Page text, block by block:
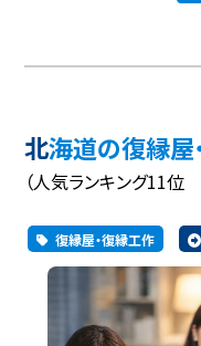
北海道の復縁
（人気ランキング11位
復縁屋・復縁工作